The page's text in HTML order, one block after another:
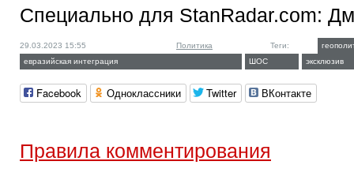
Специально для StanRadar.com:
29.03.2023 15:55 Политика Теги:
евразийская интеграция
ШОС эксклюзив
Facebook Одноклассники Twitter ВКонтакте
Правила комментирования